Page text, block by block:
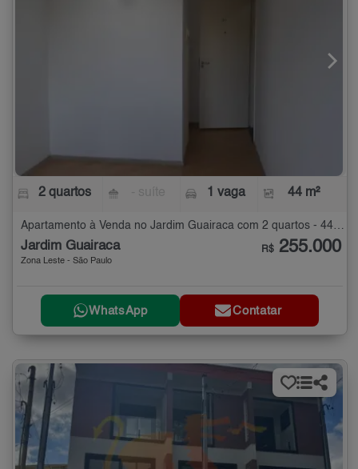
2 quartos 1 vaga 44 m²
Apartamento à Venda no Jardim Guairaca com 2 quartos - 44 m²
Jardim Guairaca
Zona Leste - São Paulo
R$ 255.000
WhatsApp Contatar